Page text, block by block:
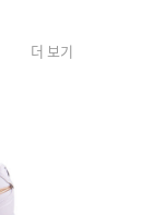
더 보기